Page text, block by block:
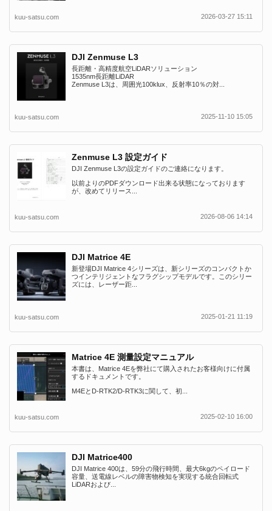
kuu-satsu.com 2026-03-27 15:11
DJI Zenmuse L3
長距離・高精度航空LiDARソリューション
1535nm長距離LiDAR
Zenmuse L3は、周囲光100klux、反射率10％の対...
kuu-satsu.com 2025-11-10 15:05
Zenmuse L3 設定ガイド
DJI Zenmuse L3の設定ガイドのご連絡になります。
以前よりのPDFダウンロード出来る状態になっております
が、改めてリリース...
kuu-satsu.com 2026-08-06 14:14
DJI Matrice 4E
新登場DJI Matrice 4シリーズは、新シリーズのコンパクトか
つインテリジェントなフラグシップモデルです。このシリー
ズには、レーザー距...
kuu-satsu.com 2025-01-21 11:19
Matrice 4E 測量設定マニュアル
本書は、Matrice 4Eを弊社にて購入されたお客様向けに付属
するドキュメントです。
M4EとD-RTK2/D-RTK3に関して、初...
kuu-satsu.com 2025-02-10 16:00
DJI Matrice400
DJI Matrice 400は、59分の飛行時間、最大6kgのペイロード
容量、送電線レベルの障害物検知を実現する統合回転式
LiDARおよび...